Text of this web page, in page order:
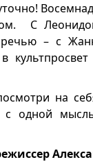
С
речью – с
на
одной